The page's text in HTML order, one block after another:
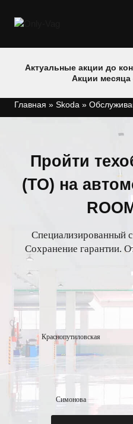
Актуальные акции до
Акции
Главная » Skoda »
Пройти
(ТО) на
Специализированный
Сохранение гарантии.
Краснопутиловская
Симонова